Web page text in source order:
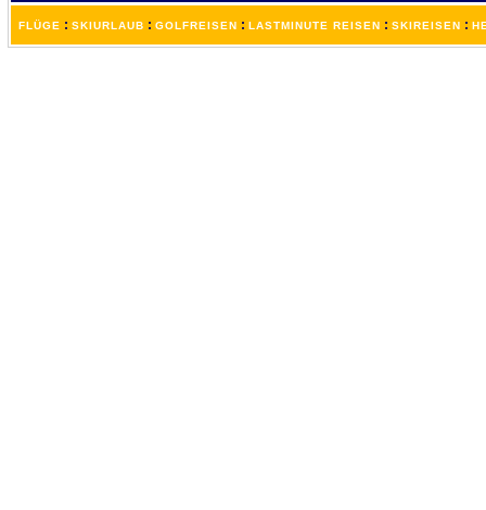
FLÜGE : SKIURLAUB : GOLFREISEN : LASTMINUTE REISEN : SKIREISEN :